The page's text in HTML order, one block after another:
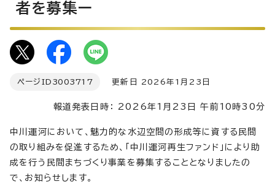
者を募集ー
ページID 3003717 更新日 2026年1月23日
報道発表日時： 2026年1月23日 午前10時30分
中川運河において、魅力的な水辺空間の形成等に資する民間
の取り組みを促進するため、「中川運河再生ファンド」により助
成を行う民間まちづくり事業を募集することとなりましたの
で、お知らせします。